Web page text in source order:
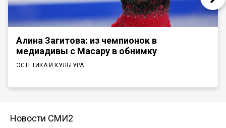
Алина Загитова: из чемпионок в
медиадивы с Масару в обнимку
ЭСТЕТИКА И КУЛЬТУРА
Новости СМИ2